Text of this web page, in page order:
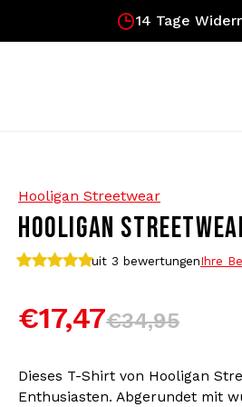
14 Tage
Hooligan Streetwear
HOOLIGAN
uit 3 bewertungenIhre
€17,47€34,95
Dieses T-Shirt von Hooligan
Enthusiasten. Abgerundet mit